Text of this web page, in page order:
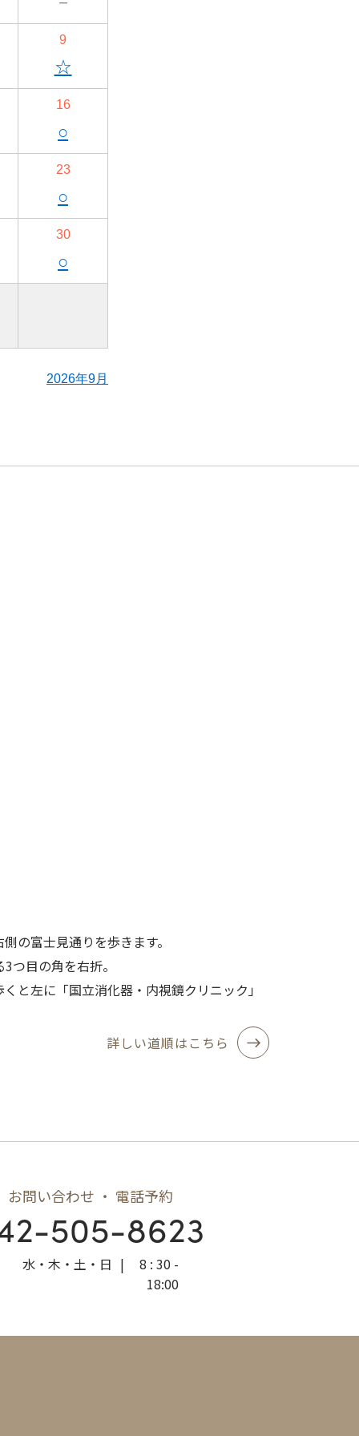
9
☆
16
○
23
○
30
○
2026年9月
の富士見通りを歩きます。
つ目の角を右折。
と左に「国立消化器・内視鏡クリニック」
詳しい道順はこちら
お問い合わせ ・ 電話予約
505-8623
水・木・土・日 |
8 : 30 -
18:00